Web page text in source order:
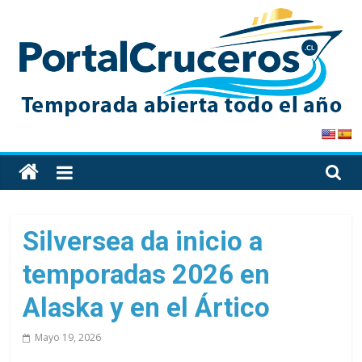
content
PortalCruceros
Toda
la
de
cruceros
en
solo
Silversea da inicio a
temporadas 2026 en
Alaska y en el Ártico
Mayo 19, 2026